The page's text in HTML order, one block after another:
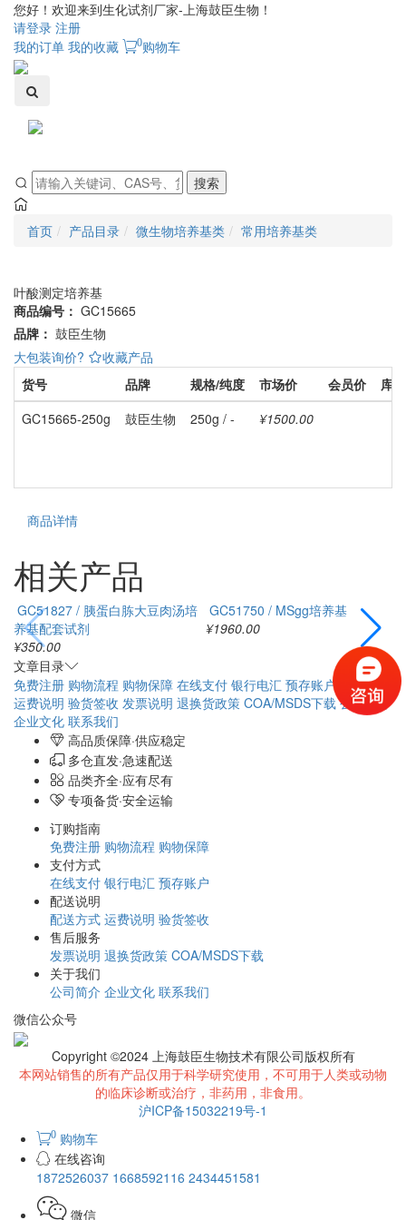
您好！欢迎来到生化试剂厂家-上海鼓臣生物！
请登录 注册
我的订单 我的收藏 0购物车
搜索
首页 产品目录 微生物培养基类 常用培养基类
叶酸测定培养基
商品编号： GC15665
品牌： 鼓臣生物
大包装询价?
收藏产品
货号
品牌 规格/纯度 市场价 会员价
库存
GC15665-250g
鼓臣生物 250g / - ¥1500.00
商品详情
相关产品
GC51827 / 胰蛋白胨大豆肉汤
培养基配套试剂
¥350.00
GC51750 / MSgg培养基
¥1960.00
文章目录
免费注册 购物流程 购物保障 在线支付 银行电汇 预存账户
配送方式
运费说明 验货签收 发票说明 退换货政策 COA/MSDS下载 公司简介
企业文化 联系我们
高品质保障·供应稳定
多仓直发·急速配送
品类齐全·应有尽有
专项备货·安全运输
订购指南
免费注册 购物流程 购物保障
支付方式
在线支付 银行电汇 预存账户
配送说明
配送方式 运费说明 验货签收
售后服务
发票说明 退换货政策 COA/MSDS下载
关于我们
公司简介 企业文化 联系我们
微信公众号
Copyright ©2024 上海鼓臣生物技术有限公司版权所有
本网站销售的所有产品仅用于科学研究使用，不可用于人类或动物
的临床诊断或治疗，非药用，非食用。
沪ICP备15032219号-1
0 购物车
在线咨询
1872526037 1668592116 2434451581
微信